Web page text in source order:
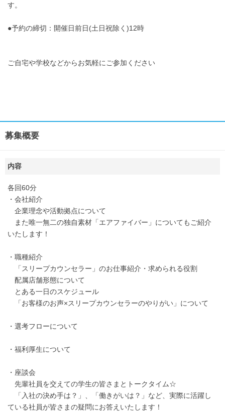
す。
●予約の締切：開催日前日(土日祝除く)12時
ご自宅や学校などからお気軽にご参加ください
募集概要
内容
各回60分
・会社紹介
企業理念や活動拠点について
また唯一無二の独自素材「エアファイバー」についてもご紹介
いたします！
・職種紹介
「スリープカウンセラー」のお仕事紹介・求められる役割
配属店舗形態について
とある一日のスケジュール
「お客様のお声×スリープカウンセラーのやりがい」について
・選考フローについて
・福利厚生について
・座談会
先輩社員を交えての学生の皆さまとトークタイム☆
「入社の決め手は？」、「働きがいは？」など、実際に活躍し
ている社員が皆さまの疑問にお答えいたします！